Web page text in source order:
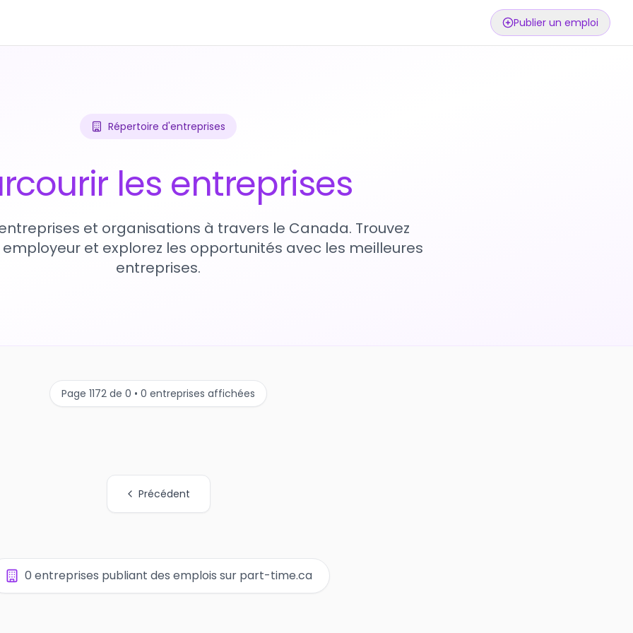
Publier un emploi
Répertoire d'entreprises
les entreprises
et organisations à travers le Canada. Trouvez
et explorez les opportunités avec les meilleures
entreprises.
Page 1172 de 0 • 0 entreprises affichées
Précédent
0 entreprises publiant des emplois sur part-time.ca